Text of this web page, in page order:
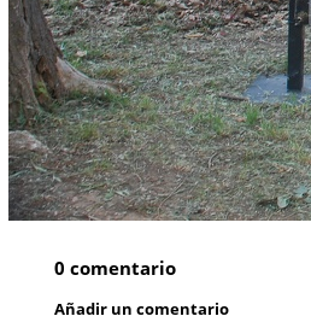
0 comentario
Añadir un comentario